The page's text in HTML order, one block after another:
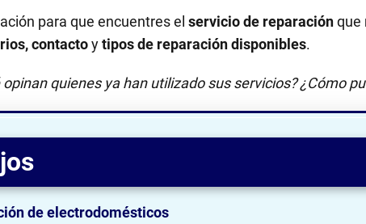
para que encuentres el servicio de reparaciónque
contactoytipos de reparación disponibles.
opinan quienes ya han utilizado sus servicios? ¿Cómo
de electrodomésticos